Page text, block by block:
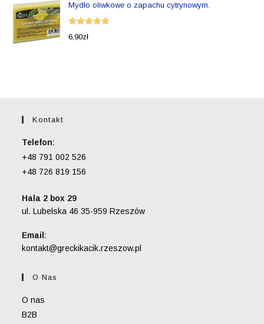
Mydło oliwkowe o zapachu cytrynowym.
Oceniono
6,90zł
Kontakt
Telefon:
+48 791 002 526
+48 726 819 156
Hala 2 box 29
ul. Lubelska 46 35-959 Rzeszów
Email:
kontakt@greckikacik.rzeszow.pl
O Nas
O nas
B2B